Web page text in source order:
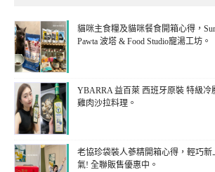
貓咪主食糧及貓咪餐食開箱心得，
Pawta 波塔 & Food Studio寵湯工坊。
YBARRA 益百萊 西班牙原裝 特級冷
雞肉沙拉料理。
老協珍袋裝人蔘精開箱心得，輕巧
氣! 全聯販售優惠中。